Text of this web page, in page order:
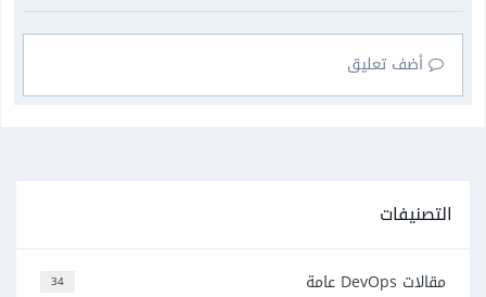
أضف تعليق
التصنيفات
34 مقالات DevOps عامة